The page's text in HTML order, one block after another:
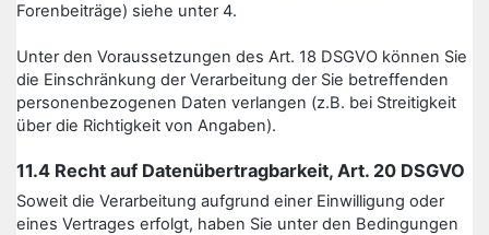
Forenbeiträge) siehe unter 4.
Unter den Voraussetzungen des Art. 18 DSGVO können Sie
die Einschränkung der Verarbeitung der Sie betreffenden
personenbezogenen Daten verlangen (z.B. bei Streitigkeit
über die Richtigkeit von Angaben).
11.4 Recht auf Datenübertragbarkeit, Art. 20 DSGVO
Soweit die Verarbeitung aufgrund einer Einwilligung oder
eines Vertrages erfolgt, haben Sie unter den Bedingungen